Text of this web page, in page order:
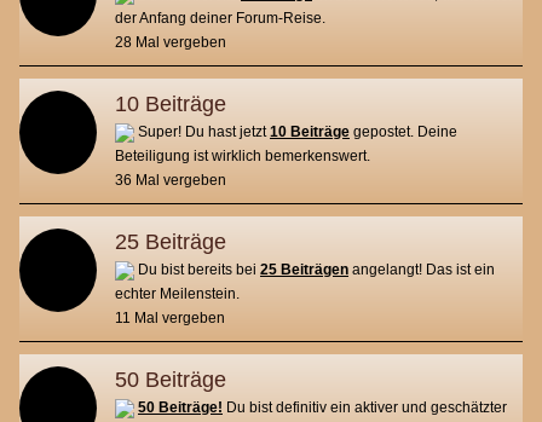
der Anfang deiner Forum-Reise.
28 Mal vergeben
10 Beiträge
Super! Du hast jetzt10 Beiträge gepostet. Deine
Beteiligung ist wirklich bemerkenswert.
36 Mal vergeben
25 Beiträge
Du bist bereits bei 25 Beiträgen angelangt! Das ist ein
echter Meilenstein.
11 Mal vergeben
50 Beiträge
50 Beiträge! Du bist definitiv ein aktiver und geschätzter